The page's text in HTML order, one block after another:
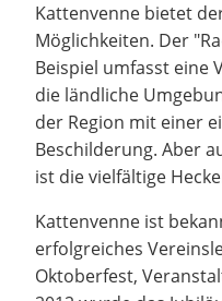
Kattenvenne bietet
Möglichkeiten. Der
Beispiel umfasst eine
die ländliche
der Region mit einer
Beschilderung. Aber
ist die vielfältige
Kattenvenne ist
erfolgreiches
Oktoberfest,